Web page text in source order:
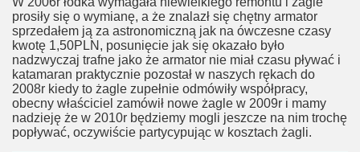
prosiły się o wymianę, a że znalazł się chętny armator
sprzedałem ją za astronomiczną jak na ówczesne czasy
kwotę 1,50PLN, posunięcie jak się okazało było
nadzwyczaj trafne jako że armator nie miał czasu pływać i
katamaran praktycznie pozostał w naszych rękach do
2008r kiedy to żagle zupełnie odmówiły współpracy,
obecny właściciel zamówił nowe żagle w 2009r i mamy
nadzieję że w 2010r będziemy mogli jeszcze na nim trochę
popływać, oczywiście partycypując w kosztach żagli.